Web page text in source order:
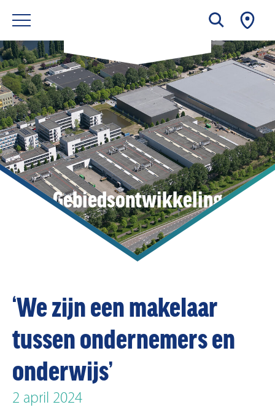
Gebiedsontwikkeling
‘We zijn een makelaar
tussen ondernemers en
onderwijs’
2 april 2024